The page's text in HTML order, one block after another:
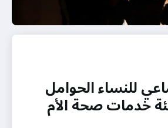
للنساء الحوامل
خدمات صحة الأم